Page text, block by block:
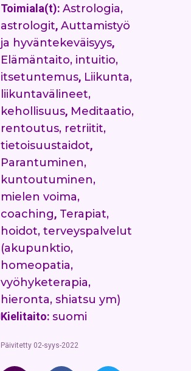
Toimiala(t): Astrologia,
astrologit, Auttamistyö
ja hyväntekeväisyys,
Elämäntaito, intuitio,
itsetuntemus, Liikunta,
liikuntavälineet,
kehollisuus, Meditaatio,
rentoutus, retriitit,
tietoisuustaidot,
Parantuminen,
kuntoutuminen,
mielen voima,
coaching, Terapiat,
hoidot, terveyspalvelut
(akupunktio,
homeopatia,
vyöhyketerapia,
hieronta, shiatsu ym)
Kielitaito: suomi
Päivitetty 02-syys-2022